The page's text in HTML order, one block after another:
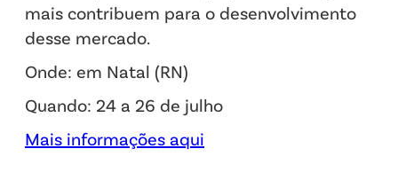
mais contribuem para o desenvolvimento
desse mercado.
Onde: em Natal (RN)
Quando: 24 a 26 de julho
Mais informações aqui